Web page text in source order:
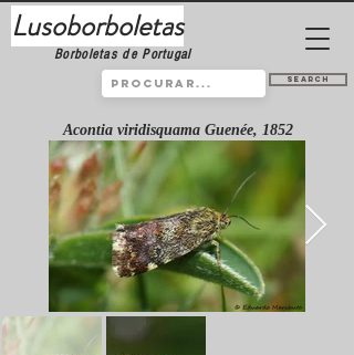
Lusoborboletas
Borboletas de Portugal
Search
Acontia viridisquama Guenée, 1852